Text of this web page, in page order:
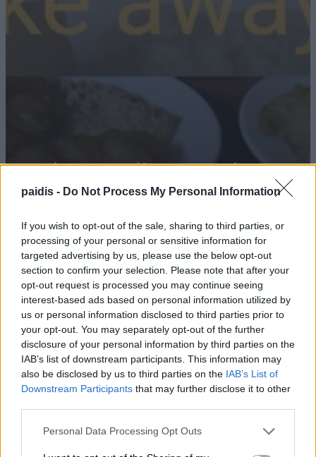
paidis - Do Not Process My Personal Information
If you wish to opt-out of the sale, sharing to third parties, or
processing of your personal or sensitive information for
targeted advertising by us, please use the below opt-out
section to confirm your selection. Please note that after your
opt-out request is processed you may continue seeing
interest-based ads based on personal information utilized by
us or personal information disclosed to third parties prior to
your opt-out. You may separately opt-out of the further
disclosure of your personal information by third parties on the
IAB’s list of downstream participants. This information may
also be disclosed by us to third parties on the IAB’s List of
Downstream Participants that may further disclose it to other
Personal Data Processing Opt Outs
Ταβέρνα του Στέλιου: Μεσημέρι
Πέμπτης 6/8 για μπακαλιάρο
05/08/2026 , 22:36
Φορτίζετε το κινητό όλη νύχτα; Τί λένε οι
ειδικοί
05/08/2026 , 21:57
Βραδιά παλιού, καλού ελληνικού
κινηματογράφου στην Κουτσουπιά